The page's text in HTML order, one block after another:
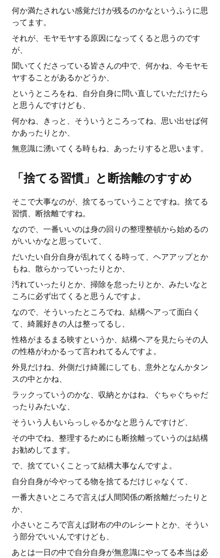
何か満たされない感覚だけが残るのかなというふうに思
ってます。
それが、モヤモヤする原因になってくると思うのです
が、
聞いてくださっている皆さんの中で、何かね、今モヤモ
ヤすることがあるかどうか、
というところをね、自分自身に問い直していただけたら
と思うんですけども、
何かね、きっと、そういうところってね、思い出せば何
かあったりとか、
無意識に湧いてくる時もね、あったりすると思います。
「捨てる習慣」と断捨離のすすめ
そこで大事なのが、捨てるっていうことですね。捨てる
習慣、断捨離ですね。
なので、一番いいのは身の回りの整理整頓から始めるの
がいいかなと思っていて、
だいたい自分自身が乱れてくる時って、ヘアアップとか
もね、散らかっていったりとか、
汚れていったりとか、掃除を怠ったりとか、みたいなと
ころに必ず出てくると思うんですよ。
なので、そういったところでね、結構ヘアって面白く
て、綺麗好きの人は整ってるし、
性格がまるまる映すというか、結構ヘアを見たらその人
の性格がわかるって言われてるんですよ。
外見だけね、外側だけ綺麗にしても、意外となんかタン
スの中とかね、
ラックっていうのかな、収納とかはね、ぐちゃぐちゃだ
ったりみたいな、
そういう人もいらっしゃるかなと思うんですけど、
その中でね、整理するためにも断捨離っていうのは結構
お勧めしてます。
で、捨てていくことって結構大事なんですよ。
自分自身が今やってる物を捨てるだけじゃなくて、
一番大きいところで言えば人間関係の断捨離だったりと
か、
小さいところで言えば財布の中のレシートとか、そうい
う部分でいいんですけども、
あとは一日の中で自分自身が無意識にやってる本当は必